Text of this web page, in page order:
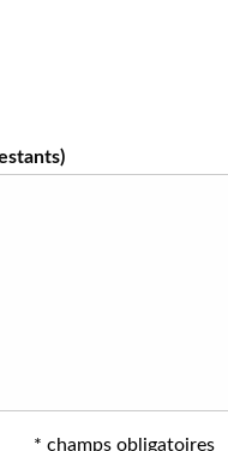
* champs obligatoires